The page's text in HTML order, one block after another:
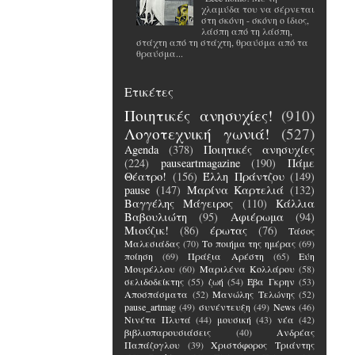
χλαμύδα του να σέρνεται
στη σκόνη - σκόνη ο ίδιος,
λάσπη από τη λάσπη,
στάχτη από τη στάχτη, θραύσμα από τα
θραύσμα...
Ετικέτες
Ποιητικές ανησυχίες! (910)
Λογοτεχνική γωνιά!
(527)
Agenda (378)
Ποιητικές ανησυχίες
(224)
pauseartmagazine (190)
Πάμε
Θέατρο! (156) Έλλη Πράντζου (149)
pause (147) Μαρίνα Καρτελιά (132)
Βαγγέλης Μάγειρος
(110)
Κάλλια
Βαβουλιώτη
(95) Αφιέρωμα
(94)
Μιούζικ!
(86) έρωτας (76)
Τάσος
Μαλεσιάδας (70) Το ποιήμα της ημέρας (69)
ποίηση
(69) Πράξια Αρέστη (65)
Εύη
Μουρέλλου (60) Μαριλένα Κολλάρου (58)
σελιδοδείκτης (55) ζωή (54) Έβα Γκρην (53)
Αποσπάσματα (52) Μανώλης Τελώνης (52)
pause_artmag (49) συνέντευξη (49) News (46)
Νινέτα Πλυτά (44) μουσική (43) νέα (42)
βιβλιοπαρουσιάσεις
(40)
Ανδρέας
Παπάζογλου
(39)
Χριστόφορος Τριάντης